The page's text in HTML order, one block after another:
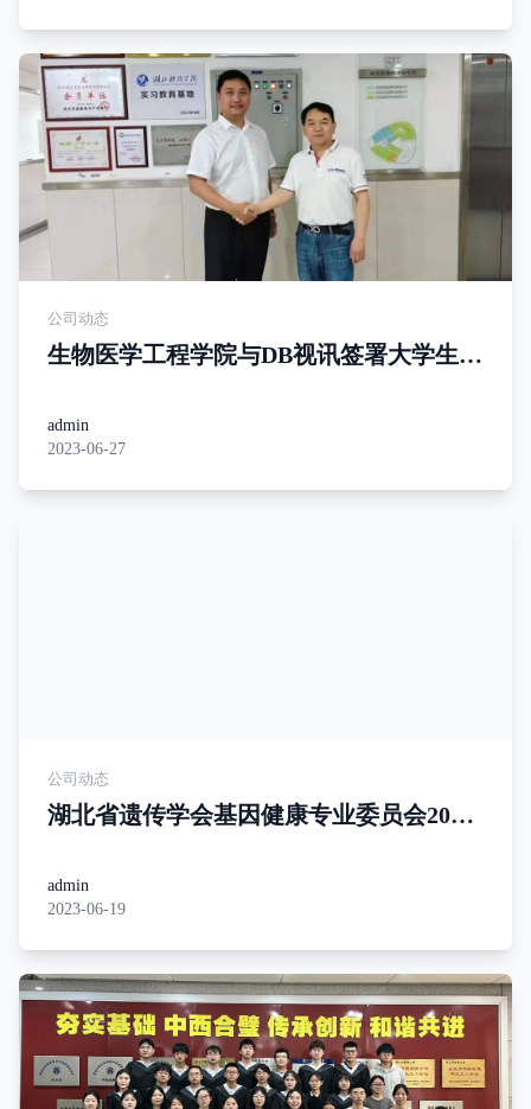
公司动态
生物医学工程学院与DB视讯签署大学生实
admin
2023-06-27
公司动态
湖北省遗传学会基因健康专业委员会2023
汉成功召开
admin
2023-06-19